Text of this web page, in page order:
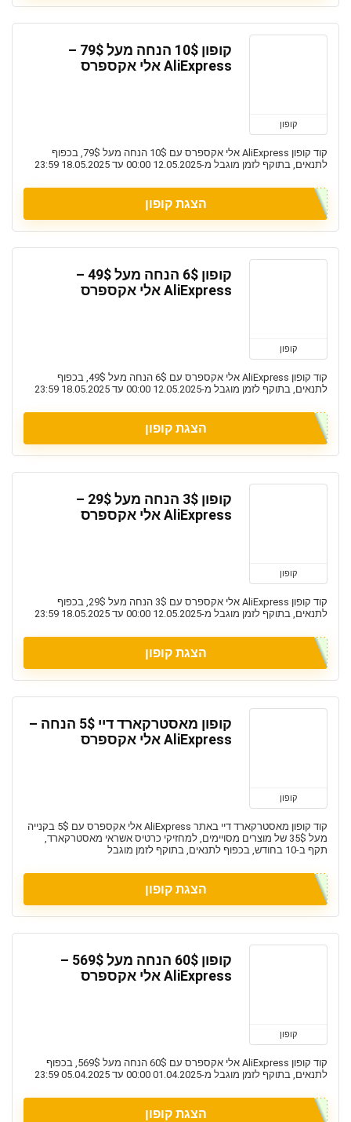
קופון
קופון 10$ הנחה מעל 79$ –
AliExpress אלי אקספרס
קוד קופון AliExpress אלי אקספרס עם 10$ הנחה מעל 79$, בכפוף
לתנאים, בתוקף לזמן מוגבל מ-12.05.2025 00:00 עד 18.05.2025 23:59
הצגת קופון
קופון
קופון 6$ הנחה מעל 49$ –
AliExpress אלי אקספרס
קוד קופון AliExpress אלי אקספרס עם 6$ הנחה מעל 49$, בכפוף
לתנאים, בתוקף לזמן מוגבל מ-12.05.2025 00:00 עד 18.05.2025 23:59
הצגת קופון
קופון
קופון 3$ הנחה מעל 29$ –
AliExpress אלי אקספרס
קוד קופון AliExpress אלי אקספרס עם 3$ הנחה מעל 29$, בכפוף
לתנאים, בתוקף לזמן מוגבל מ-12.05.2025 00:00 עד 18.05.2025 23:59
הצגת קופון
קופון
קופון מאסטרקארד דיי 5$ הנחה –
AliExpress אלי אקספרס
קוד קופון מאסטרקארד דיי באתר AliExpress אלי אקספרס עם 5$ בקנייה
מעל 35$ של מוצרים מסויימים, למחזיקי כרטיס אשראי מאסטרקארד,
תקף ב-10 בחודש, בכפוף לתנאים, בתוקף לזמן מוגבל
הצגת קופון
קופון
קופון 60$ הנחה מעל 569$ –
AliExpress אלי אקספרס
קוד קופון AliExpress אלי אקספרס עם 60$ הנחה מעל 569$, בכפוף
לתנאים, בתוקף לזמן מוגבל מ-01.04.2025 00:00 עד 05.04.2025 23:59
הצגת קופון